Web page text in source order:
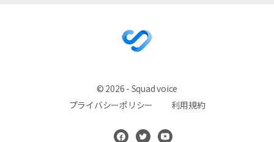
© 2026 - Squad voice
プライバシーポリシー
利用規約